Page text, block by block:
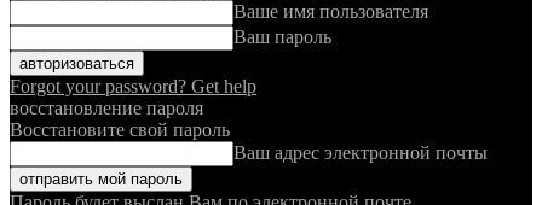
Ваше имя пользователя
Ваш пароль
Forgot your password? Get help
восстановление пароля
Восстановите свой пароль
Ваш адрес электронной почты